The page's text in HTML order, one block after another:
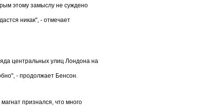
этому замыслу не суждено
никак", - отмечает
центральных улиц Лондона на
- продолжает Бенсон.
признался, что много